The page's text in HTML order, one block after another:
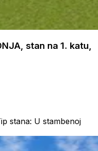
stan na 1. katu,
stana: U stambenoj